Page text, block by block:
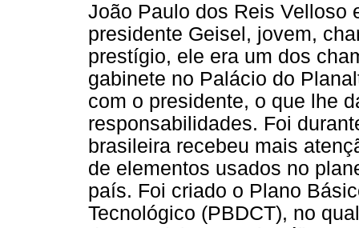
João Paulo dos Reis Velloso
presidente Geisel, jovem,
prestígio, ele era um dos
gabinete no Palácio do
com o presidente, o que lhe
responsabilidades. Foi
brasileira recebeu mais
de elementos usados no
país. Foi criado o Plano
Tecnológico (PBDCT), no